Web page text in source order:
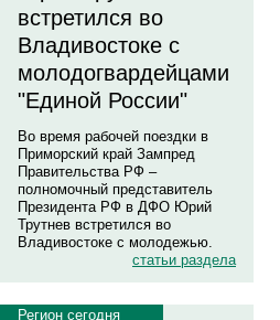
встретился во
Владивостоке с
молодогвардейцами
"Единой России"
Во время рабочей поездки в
Приморский край Зампред
Правительства РФ –
полномочный представитель
Президента РФ в ДФО Юрий
Трутнев встретился во
Владивостоке с молодежью.
статьи раздела
Регион сегодня